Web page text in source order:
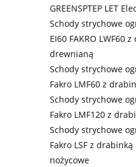
GREENSPTEP LET
Schody strychowe
EI60 FAKRO LWF60
drewnianą
Schody strychowe
Fakro LMF60 z
Schody strychowe
Fakro LMF120 z
Schody strychowe
Fakro LSF z
nożycowe